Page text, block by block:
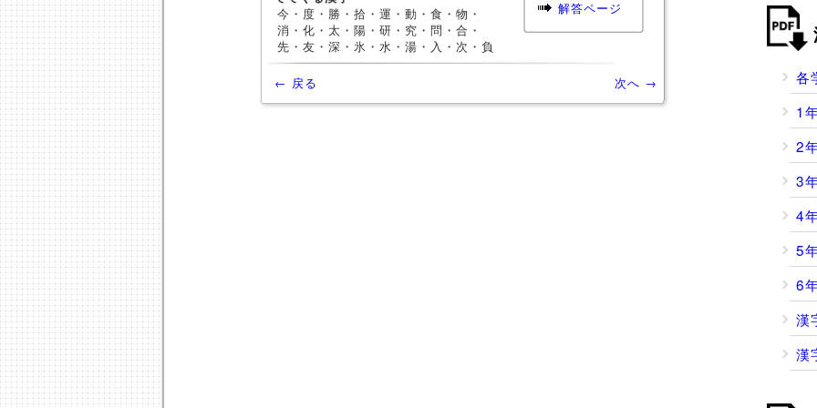
各
1
2
3
4
5
6
漢
漢
今・度・勝・拾・運・動・食・物・
消・化・太・陽・研・究・問・合・
先・友・深・氷・水・湯・入・次・負
解答ページ
← 戻る 次へ →